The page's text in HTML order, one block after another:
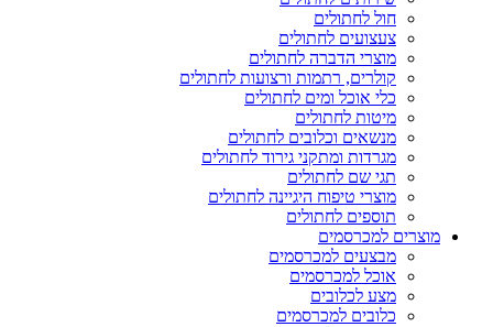
חול לחתולים
צעצועים לחתולים
מוצרי הדברה לחתולים
קולרים, רתמות ורצועות לחתולים
כלי אוכל ומים לחתולים
מיטות לחתולים
מנשאים וכלובים לחתולים
מגרדות ומתקני גירוד לחתולים
תגי שם לחתולים
מוצרי טיפוח היגיינה לחתולים
תוספים לחתולים
מוצרים למכרסמים
מבצעים למכרסמים
אוכל למכרסמים
מצע לכלובים
כלובים למכרסמים